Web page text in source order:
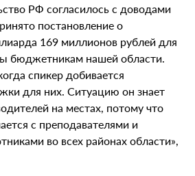
РФ согласилось с доводами
постановление о
169 миллионов рублей для
бюджетникам нашей области.
спикер добивается
для них. Ситуацию он знает
на местах, потому что
с преподавателями и
во всех районах области»,